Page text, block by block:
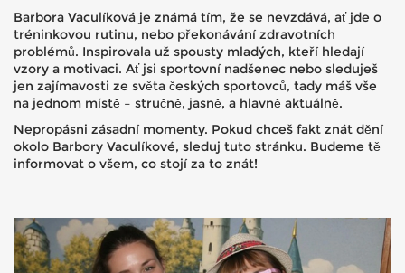
Barbora Vaculíková je známá tím, že se nevzdává, ať jde o
tréninkovou rutinu, nebo překonávání zdravotních
problémů. Inspirovala už spousty mladých, kteří hledají
vzory a motivaci. Ať jsi sportovní nadšenec nebo sleduješ
jen zajímavosti ze světa českých sportovců, tady máš vše
na jednom místě – stručně, jasně, a hlavně aktuálně.
Nepropásni zásadní momenty. Pokud chceš fakt znát dění
okolo Barbory Vaculíkové, sleduj tuto stránku. Budeme tě
informovat o všem, co stojí za to znát!